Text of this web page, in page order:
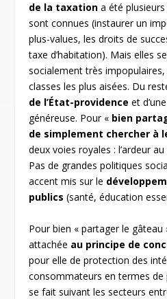
de la taxation a été
sont connues (instaurer un
plus-values, les droits de
taxe d’habitation). Mais elles
socialement très
classes les plus aisées. Du
de l’État-providence et
généreuse. Pour « bien
de simplement chercher à
deux voies royales : l’ardeur
Pas de grandes politiques
accent mis sur le
publics (santé, éducation
Pour bien « partager le gâteau
attachée au principe de
pour elle de protection des
consommateurs en termes de
se fait suivant les secteurs